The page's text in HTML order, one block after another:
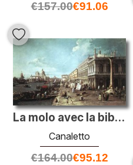
€157.00€91.06
La molo avec la bibliothèque et l'entrée du Grand Canal
Canaletto
€164.00€95.12